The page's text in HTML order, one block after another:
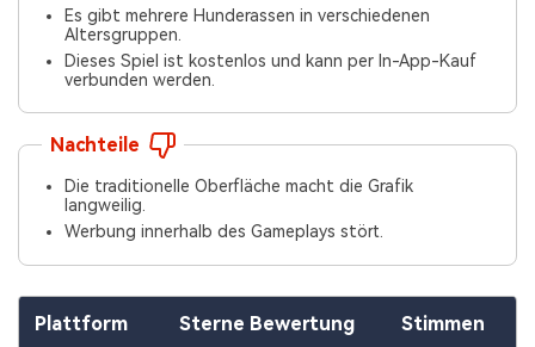
Es gibt mehrere Hunderassen in verschiedenen
Altersgruppen.
Dieses Spiel ist kostenlos und kann per In-App-Kauf
verbunden werden.
Nachteile
Die traditionelle Oberfläche macht die Grafik
langweilig.
Werbung innerhalb des Gameplays stört.
Plattform Sterne Bewertung Stimmen